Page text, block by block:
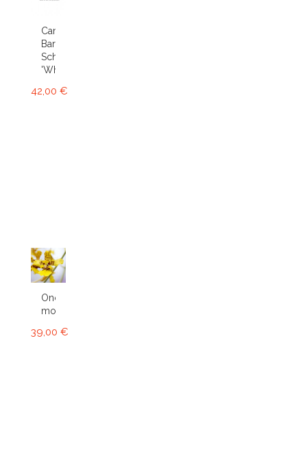
Cambria
Bartley
Schwartz
'White'...
42,00 €
Oncidium
montanum
39,00 €